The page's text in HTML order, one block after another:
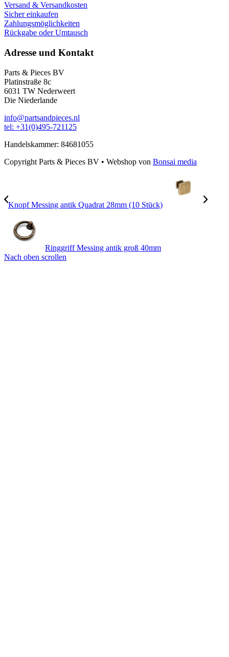
Versand & Versandkosten
Sicher einkaufen
Zahlungsmöglichkeiten
Rückgabe oder Umtausch
Adresse und Kontakt
Parts & Pieces BV
Platinstraße 8c
6031 TW Nederweert
Die Niederlande
info@partsandpieces.nl
tel: +31(0)495-721125
Handelskammer: 84681055
Copyright Parts & Pieces BV • Webshop von Bonsai media
Knopf Messing antik Quadrat 28mm (10 Stück)
Ringgriff Messing antik groß 40mm
Nach oben scrollen